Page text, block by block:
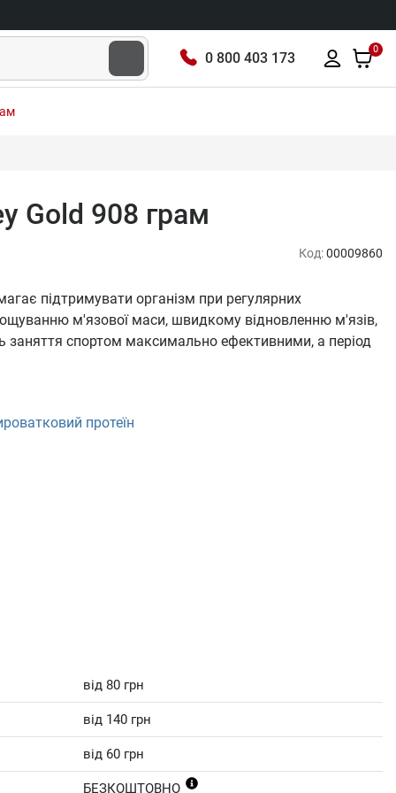
0 800 403 173
0
Gold 908 грам
Код:00009860
підтримувати організм при регулярних
м'язової маси, швидкому відновленню м'язів,
заняття спортом максимально ефективними, а період
протеїн
від 80 грн
від 140 грн
від 60 грн
БЕЗКОШТОВНО